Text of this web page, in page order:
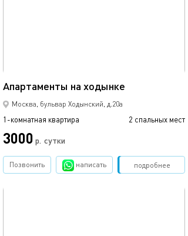
Апартаменты на ходынке
Москва, бульвар Ходынский, д.20а
1-комнатная квартира 2 спальных мест
3000 р. сутки
подробнее
Позвонить написать Забронировать